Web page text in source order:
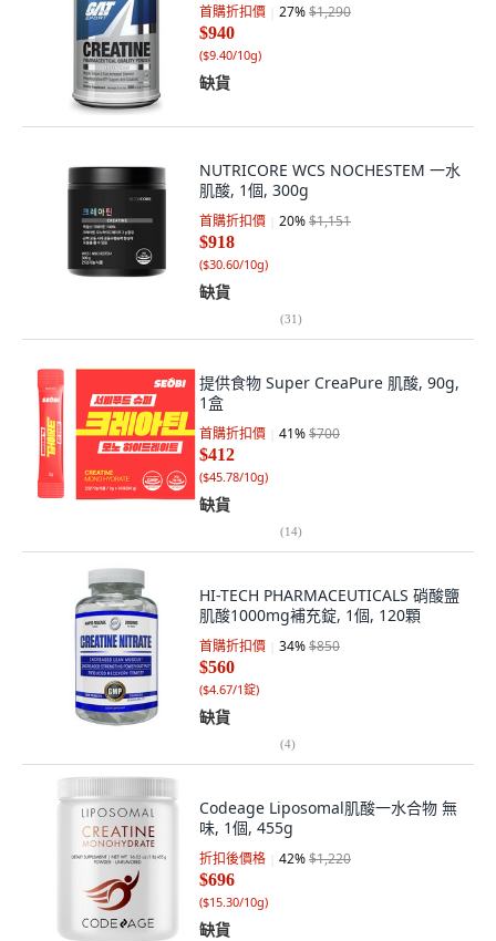
首購折扣價 27%$1,290
$940
($9.40/10g)
缺貨
NUTRICORE WCS NOCHESTEM 一水
肌酸, 1個, 300g
首購折扣價 20%$1,151
$918
($30.60/10g)
缺貨
(31)
提供食物 Super CreaPure 肌酸, 90g,
1盒
首購折扣價 41%$700
$412
($45.78/10g)
缺貨
(14)
HI-TECH PHARMACEUTICALS 硝酸鹽
肌酸1000mg補充錠, 1個, 120顆
首購折扣價 34%$850
$560
($4.67/1錠)
缺貨
(4)
Codeage Liposomal肌酸一水合物 無
味, 1個, 455g
折扣後價格 42%$1,220
$696
($15.30/10g)
缺貨